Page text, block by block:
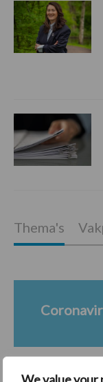
We value your
Thema's